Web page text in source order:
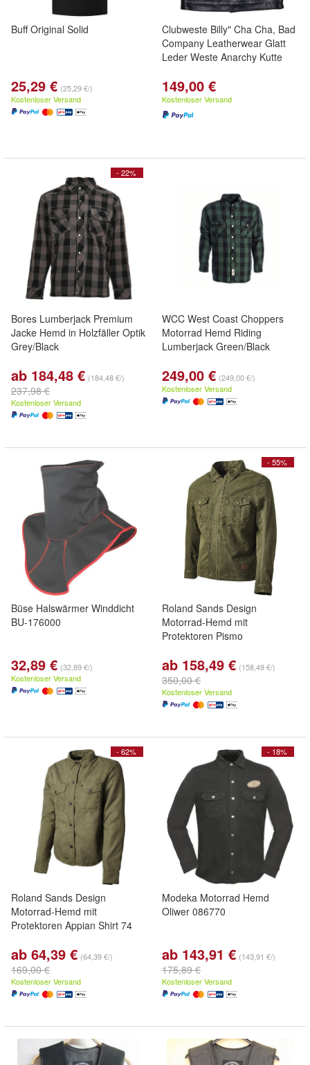
Buff Original Solid
25,29 € (25,29 €/)
Kostenloser Versand
Clubweste Billy" Cha Cha, Bad
Company Leatherwear Glatt
Leder Weste Anarchy Kutte
149,00 €
Kostenloser Versand
- 22%
Bores Lumberjack Premium
Jacke Hemd in Holzfäller Optik
Grey/Black
ab 184,48 € (184,48 €/)
237,98 €
Kostenloser Versand
WCC West Coast Choppers
Motorrad Hemd Riding
Lumberjack Green/Black
249,00 € (249,00 €/)
Kostenloser Versand
Büse Halswärmer Winddicht
BU-176000
32,89 € (32,89 €/)
Kostenloser Versand
- 55%
Roland Sands Design
Motorrad-Hemd mit
Protektoren Pismo
ab 158,49 € (158,49 €/)
350,00 €
Kostenloser Versand
- 62%
Roland Sands Design
Motorrad-Hemd mit
Protektoren Appian Shirt 74
ab 64,39 € (64,39 €/)
169,00 €
Kostenloser Versand
- 18%
Modeka Motorrad Hemd
Oliwer 086770
ab 143,91 € (143,91 €/)
175,89 €
Kostenloser Versand